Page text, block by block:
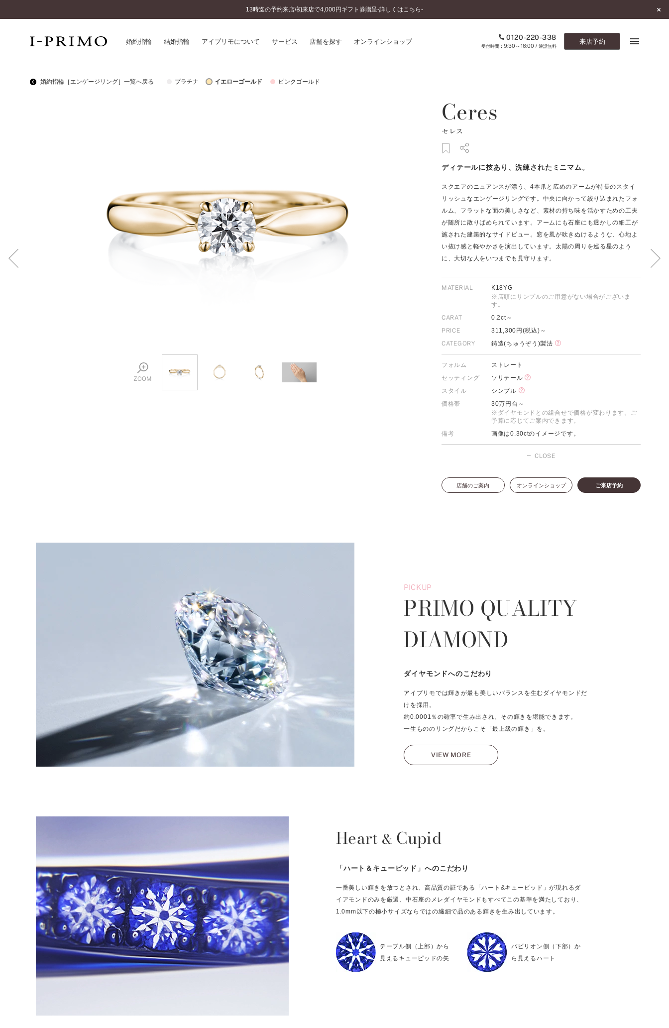
13時迄の予約来店/初来店で4,000円ギフト券贈呈-詳しくはこちら-
婚約指輪 結婚指輪 アイプリモについて サービス 店舗を探す オンラインショップ 0120-220-338
9:30～16:00/ 通話無料
来店予約
ダイヤモンドプロポーズ
婚約ネックレス
ダイヤモンドシェイプコレクション
ペールブラウンゴールド
アフターサービス
ご購入方法・仕上げ日数
プロミスダイヤモンド&バースストー
ン
ブライダルアイテム
コラム
よくあるご質問
0120-220-338
カタログ請求
お問い合わせ
婚約指輪［エンゲージリング］一覧へ戻る プラチナ イエローゴールド ピンクゴールド
ZOOM
Ceres
セレス
ディテールに技あり、洗練されたミニマム。
スクエアのニュアンスが漂う、4本爪と広めのアームが特長のスタイ
リッシュなエンゲージリングです。中央に向かって絞り込まれたフォ
ルム、フラットな面の美しさなど、素材の持ち味を活かすための工夫
が随所に散りばめられています。アームにも石座にも透かしの細工が
施された建築的なサイドビュー。窓を風が吹きぬけるような、心地よ
い抜け感と軽やかさを演出しています。太陽の周りを巡る星のよう
に、大切な人をいつまでも見守ります。
MATERIAL
K18YG
※店頭にサンプルのご用意がない場合がございま
す。
CARAT
0.2ct～
PRICE
311,300円(税込)～
CATEGORY
鋳造(ちゅうぞう)製法
フォルム
ストレート
セッティング
ソリテール
スタイル
シンプル
価格帯
30万円台～
※ダイヤモンドとの組合せで価格が変わります。ご
予算に応じてご案内できます。
備考
画像は0.30ctのイメージです。
CLOSE
店舗のご案内 オンラインショップ ご来店予約
PICKUP
PRIMO QUALITY
DIAMOND
ダイヤモンドへのこだわり
アイプリモでは輝きが最も美しいバランスを生むダイヤモンドだ
けを採用。
約0.0001％の確率で生み出され、その輝きを堪能できます。
一生もののリングだからこそ「最上級の輝き」を。
VIEW MORE
Heart & Cupid
「ハート＆キューピッド」へのこだわり
一番美しい輝きを放つとされ、高品質の証である「ハート&キューピッド」が現れるダ
イアモンドのみを厳選、中石座のメレダイヤモンドもすべてこの基準を満たしており、
1.0mm以下の極小サイズならではの繊細で品のある輝きを生み出しています。
テーブル側（上部）から
見えるキューピッドの矢
パビリオン側（下部）か
ら見えるハート